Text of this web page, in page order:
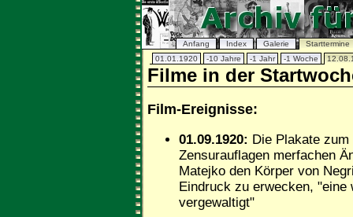
Anfang Index Galerie
Starttermine
01.01.1920
-10 Jahre -1 Jahr -1 Woche
Filme in der
Film-Ereignisse:
01.09.1920: Die Plakate
Zensurauflagen merfachen
Matejko den Körper von
Eindruck zu erwecken, "eine
vergewaltigt"